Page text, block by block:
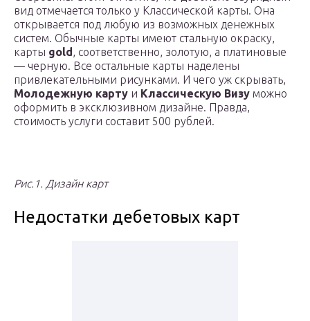
вид отмечается только у Классической карты. Она
открывается под любую из возможных денежных
систем. Обычные карты имеют стальную окраску,
карты gold, соответственно, золотую, а платиновые
— черную. Все остальные карты наделены
привлекательными рисунками. И чего уж скрывать,
Молодежную карту и Классическую Визу можно
оформить в эксклюзивном дизайне. Правда,
стоимость услуги составит 500 рублей.
Рис.1. Дизайн карт
Недостатки дебетовых карт